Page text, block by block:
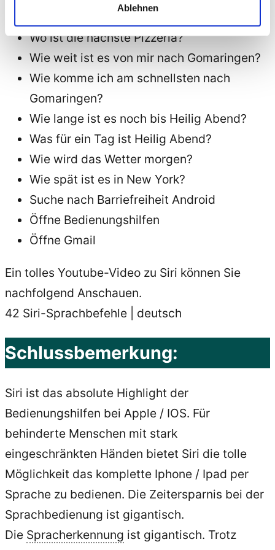
Ablehnen
meinem Ipad getestet:
Wo ist die nächste Pizzeria?
Wie weit ist es von mir nach Gomaringen?
Wie komme ich am schnellsten nach
Gomaringen?
Wie lange ist es noch bis Heilig Abend?
Was für ein Tag ist Heilig Abend?
Wie wird das Wetter morgen?
Wie spät ist es in New York?
Suche nach Barriefreiheit Android
Öffne Bedienungshilfen
Öffne Gmail
Ein tolles Youtube-Video zu Siri können Sie
nachfolgend Anschauen.
42 Siri-Sprachbefehle | deutsch
Schlussbemerkung:
Siri ist das absolute Highlight der
Bedienungshilfen bei Apple / IOS. Für
behinderte Menschen mit stark
eingeschränkten Händen bietet Siri die tolle
Möglichkeit das komplette Iphone / Ipad per
Sprache zu bedienen. Die Zeitersparnis bei der
Sprachbedienung ist gigantisch.
Die Spracherkennung ist gigantisch. Trotz